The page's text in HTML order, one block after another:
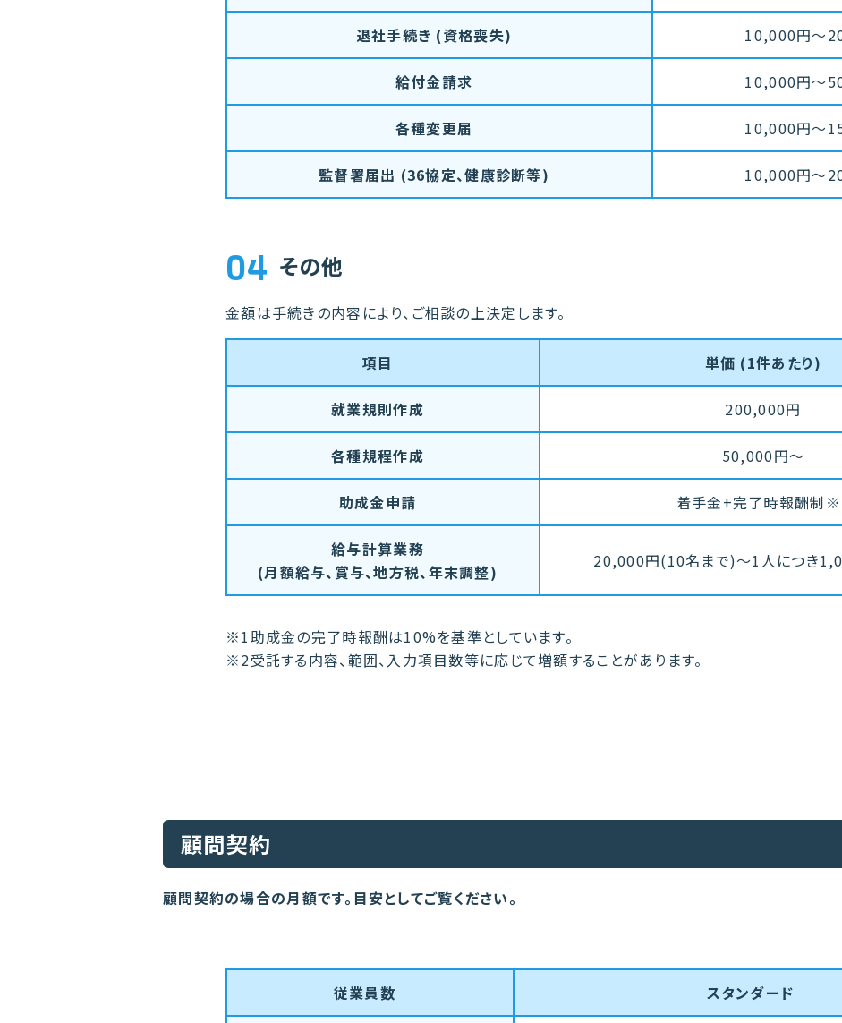
退社手続き (資格喪失) 10,000円〜
給付金請求 10,000円〜
各種変更届 10,000円〜
監督署届出 (36協定、健康診断等) 10,000円〜
04 その他
金額は手続きの内容により、ご相談の上決定します。
項目 単価 (1件あたり)
就業規則作成 200,000円
各種規程作成 50,000円〜
助成金申請 着手金+完了時報酬制
給与計算業務
(月額給与、賞与、地方税、年末調整)
20,000円(10名まで)〜1人につき
※1助成金の完了時報酬は10%を基準としています。
※2受託する内容、範囲、入力項目数等に応じて増額することがあります。
顧問契約
顧問契約の場合の月額です。目安としてご覧ください。
従業員数 スタンダード